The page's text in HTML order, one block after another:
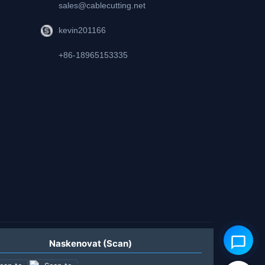
sales@cablecutting.net
kevin201166
+86-18965153335
Naskenovat (Scan)